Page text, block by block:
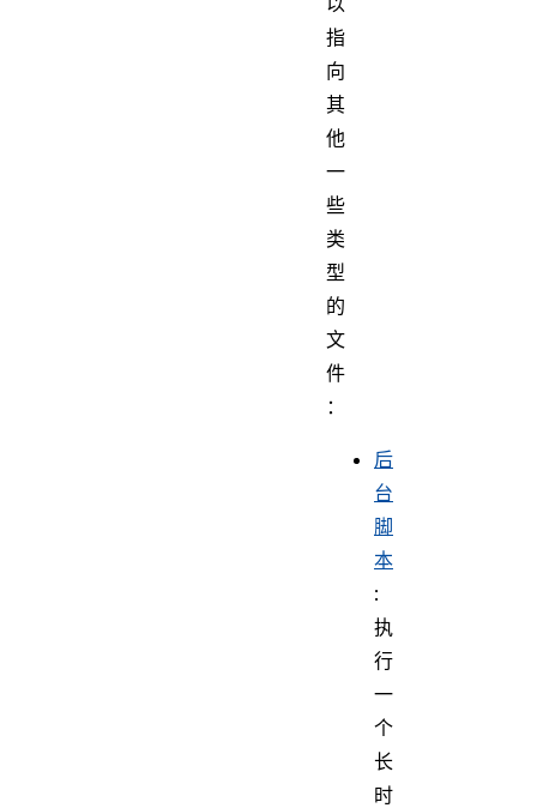
指
向
其
他
一
些
类
型
的
文
件
：
后
台
脚
本
:
执
行
一
个
长
时